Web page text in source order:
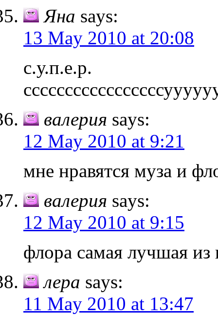
Яна says:
13 May 2010 at 20:08
с.у.п.е.р.
валерия says:
12 May 2010 at 9:21
мне нравятся муза и
валерия says:
12 May 2010 at 9:15
флора самая лучшая из
лера says:
11 May 2010 at 13:47